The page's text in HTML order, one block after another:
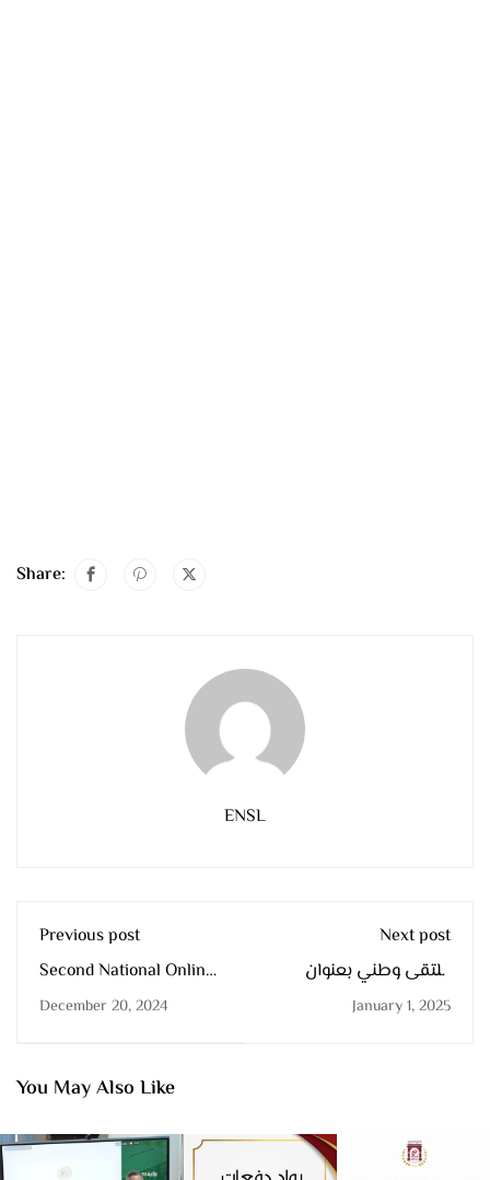
Share:
ENSL
Previous post
Second National Online
Conference on
Reinventing the
(EMI) in AlgerianHigher
Education: Current
Perspectives
December 20, 2024
Next post
ملتقى وطني بعنوان
التربية النفس حركية
وتطوير الأداء الحركي: نحو
January 1, 2025
You May Also Like